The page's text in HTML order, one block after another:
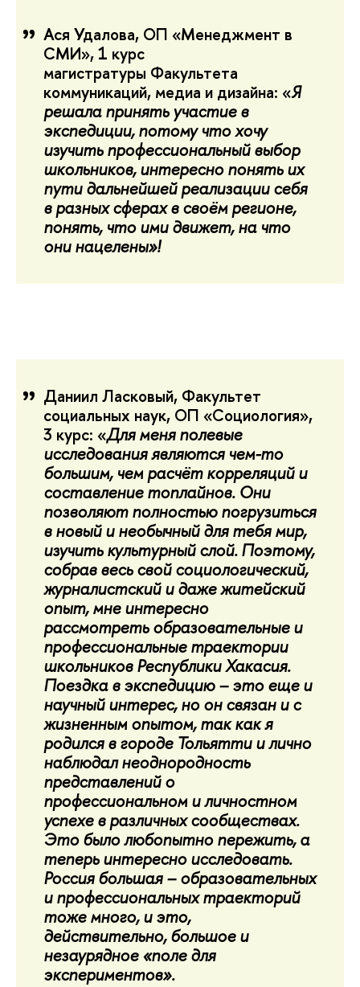
Ася Удалова, ОП «Менеджмент в
СМИ», 1 курс
магистратуры Факультета
коммуникаций, медиа и дизайна: «Я
решала принять участие в
экспедиции, потому что хочу
изучить профессиональный выбор
школьников, интересно понять их
пути дальнейшей реализации себя
в разных сферах в своём регионе,
понять, что ими движет, на что
они нацелены»!
Даниил Ласковый, Факультет
социальных наук, ОП «Социология»,
3 курс: «Для меня полевые
исследования являются чем-то
большим, чем расчёт корреляций и
составление топлайнов. Они
позволяют полностью погрузиться
в новый и необычный для тебя мир,
изучить культурный слой. Поэтому,
собрав весь свой социологический,
журналистский и даже житейский
опыт, мне интересно
рассмотреть образовательные и
профессиональные траектории
школьников Республики Хакасия.
Поездка в экспедицию – это еще и
научный интерес, но он связан и с
жизненным опытом, так как я
родился в городе Тольятти и лично
наблюдал неоднородность
представлений о
профессиональном и личностном
успехе в различных сообществах.
Это было любопытно пережить, а
теперь интересно исследовать.
Россия большая – образовательных
и профессиональных траекторий
тоже много, и это,
действительно, большое и
незаурядное «поле для
экспериментов».